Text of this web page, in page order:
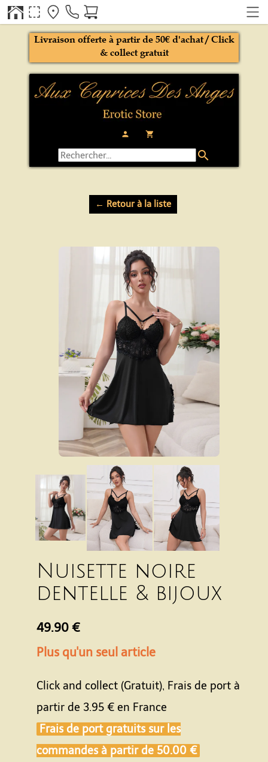
person local_grocery_store
Livraison offerte à partir de 50€ d'achat / Click
& collect gratuit
search
← Retour à la liste
Nuisette noire
dentelle & bijoux
49.90 €
Plus qu'un seul article
Click and collect (Gratuit), Frais de port à
partir de 3.95 € en France
Frais de port gratuits sur les
commandes à partir de 50.00 €